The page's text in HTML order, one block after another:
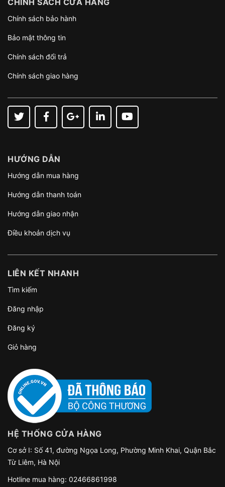
CHÍNH SÁCH CỬA HÀNG
Chính sách bảo hành
Bảo mật thông tin
Chính sách đổi trả
Chính sách giao hàng
HƯỚNG DẪN
Hướng dẫn mua hàng
Hướng dẫn thanh toán
Hướng dẫn giao nhận
Điều khoản dịch vụ
LIÊN KẾT NHANH
Tìm kiếm
Đăng nhập
Đăng ký
Giỏ hàng
HỆ THỐNG CỬA HÀNG
Cơ sở I: Số 41, đường Ngọa Long, Phường Minh Khai, Quận Bắc
Từ Liêm, Hà Nội
Hotline mua hàng: 02466861998